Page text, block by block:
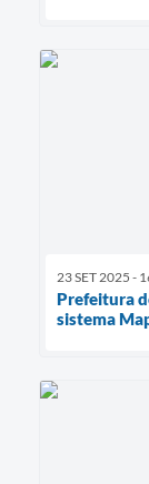
23 SET 2025 -
Prefeitura
sistema